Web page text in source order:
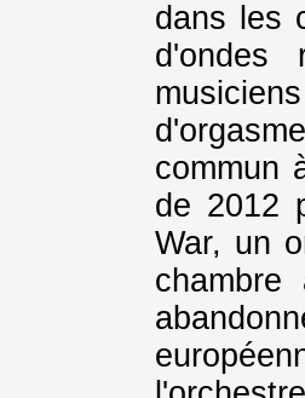
dans les
d'ondes
commun
de 2012
War, un